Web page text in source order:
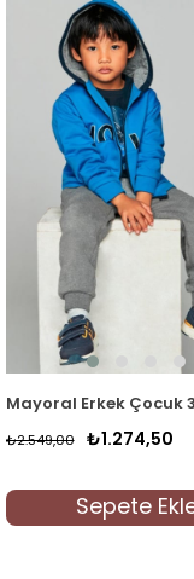
Eşofman Takımı
Mayoral Erkek Çocuk
₺1.274,50
₺2.549,00
Sepete